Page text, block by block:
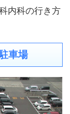
内科の行き方
車場